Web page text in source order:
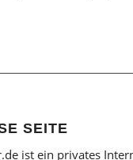
SEITE
ist ein privates